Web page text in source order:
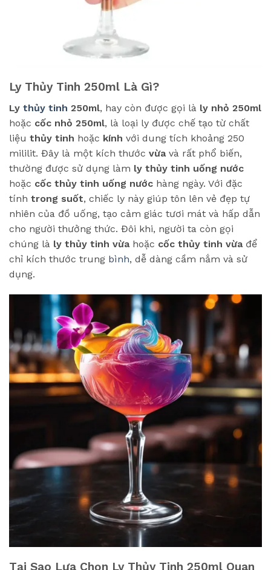
Ly Thủy Tinh 250ml Là Gì?
Ly thủy tinh 250ml, hay còn được gọi là ly nhỏ 250ml
hoặc cốc nhỏ 250ml, là loại ly được chế tạo từ chất
liệu thủy tinh hoặc kính với dung tích khoảng 250
mililit. Đây là một kích thước vừavà rất phổ biến,
thường được sử dụng làm ly thủy tinh uống nước
hoặc cốc thủy tinh uống nước hàng ngày. Với đặc
tính trong suốt, chiếc ly này giúp tôn lên vẻ đẹp tự
nhiên của đồ uống, tạo cảm giác tươi mát và hấp dẫn
cho người thưởng thức. Đôi khi, người ta còn gọi
chúng là ly thủy tinh vừahoặc cốc thủy tinh vừađể
chỉ kích thước trung bình, dễ dàng cầm nắm và sử
dụng.
Tại Sao Lựa Chọn Ly Thủy Tinh 250ml Quan